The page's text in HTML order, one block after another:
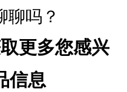
聊吗？
更多您感兴
信息